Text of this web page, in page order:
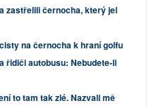
zastřelili černocha, který jel
na černocha k hraní golfu
řidiči autobusu: Nebudete-li
to tam tak zlé. Nazvali mě